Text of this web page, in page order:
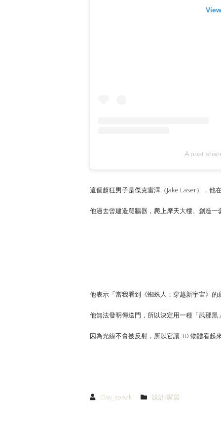
A post
這個超狂男子是傑克雷澤（Jake Laser），
他過去曾建造爬牆器，爬上摩天大樓、創造
他表示「當我看到《蜘蛛人：穿越新宇宙》
他無法發明傳送門，所以決定用一種「武那
因為光線不會被反射，所以它讓 3D 物體看
Clay_speak 設計/家居